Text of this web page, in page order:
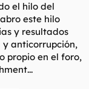
el hilo del
este hilo
y resultados
anticorrupción,
propio en el foro,